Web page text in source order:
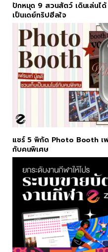
ปักหมุด 9 สวนสัตว์ เดินเล่นไ
เป็นเดย์ทริปฮีลใจ
แชร์ 5 พิกัด Photo Booth เฟ
กับคนพิเศษ